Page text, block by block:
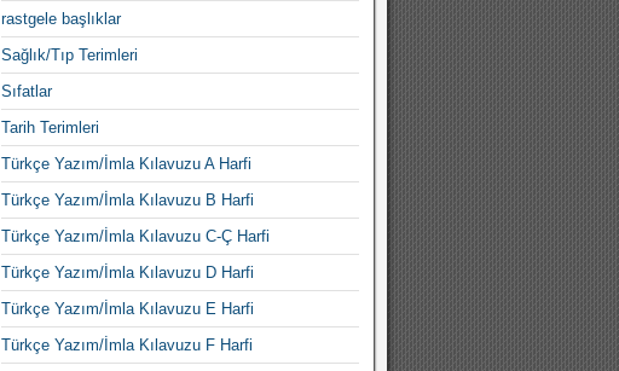
rastgele başlıklar
Sağlık/Tıp Terimleri
Sıfatlar
Tarih Terimleri
Türkçe Yazım/İmla Kılavuzu A Harfi
Türkçe Yazım/İmla Kılavuzu B Harfi
Türkçe Yazım/İmla Kılavuzu C-Ç Harfi
Türkçe Yazım/İmla Kılavuzu D Harfi
Türkçe Yazım/İmla Kılavuzu E Harfi
Türkçe Yazım/İmla Kılavuzu F Harfi